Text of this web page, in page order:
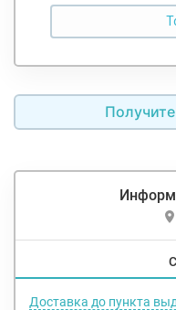
Доставка до пункта